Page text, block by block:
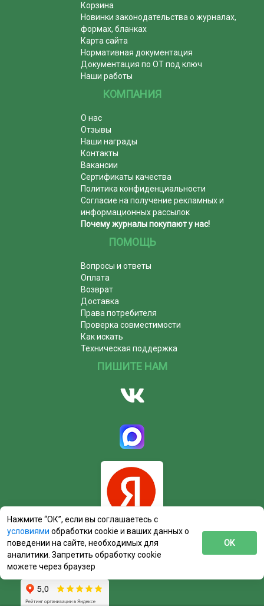
Корзина
Новинки законодательства о журналах,
формах, бланках
Карта сайта
Нормативная документация
Документация по ОТ под ключ
Наши работы
КОМПАНИЯ
О нас
Отзывы
Наши награды
Контакты
Вакансии
Сертификаты качества
Политика конфиденциальности
Согласие на получение рекламных и
информационных рассылок
Почему журналы покупают у нас!
ПОМОЩЬ
Вопросы и ответы
Оплата
Возврат
Доставка
Права потребителя
Проверка совместимости
Как искать
Техническая поддержка
ПИШИТЕ НАМ
Нажмите “ОК”, если вы соглашаетесь с
условиями обработки cookie и ваших данных о
поведении на сайте, необходимых для
аналитики. Запретить обработку cookie
можете через браузер
ОК